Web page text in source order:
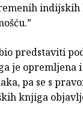
predstaviti
je opremljena
pa se s
knjiga